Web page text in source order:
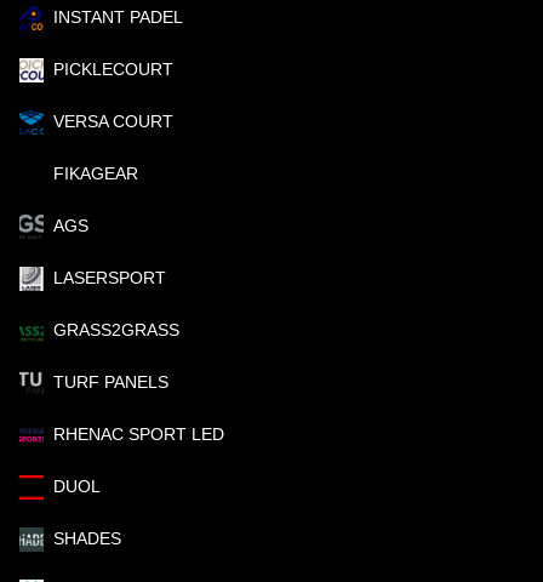
INSTANT PADEL
PICKLECOURT
VERSA COURT
FIKAGEAR
AGS
LASERSPORT
GRASS2GRASS
TURF PANELS
RHENAC SPORT LED
DUOL
SHADES